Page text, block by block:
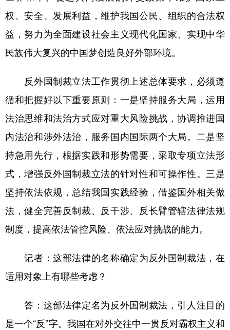
权、安全、发展利益，维护我国公民、组织的合法权
益，努力为全面建设社会主义现代化国家、实现中华
民族伟大复兴的中国梦创造良好外部环境。
反外国制裁立法工作贯彻上述总体要求，必须遵
循和把握好以下重要原则：一是坚持服务大局，运用
法治思维和法治方式应对重大风险挑战，协调推进国
内法治和涉外法治，服务国内国际两个大局。二是坚
持急用先行，根据实践和形势需要，采取专项立法形
式，增强反外国制裁立法的针对性和可操作性。三是
坚持依法依规，总结我国实践经验，借鉴国外相关做
法，健全完善反制裁、反干涉、反长臂管辖法律法规
制度，提高依法管控风险、依法应对挑战的能力。
记者：这部法律的名称确定为反外国制裁法，在
适用对象上有哪些考虑？
答：这部法律定名为反外国制裁法，引人注目的
是一个“反”字。我国在对外交往中一贯反对霸权主义和